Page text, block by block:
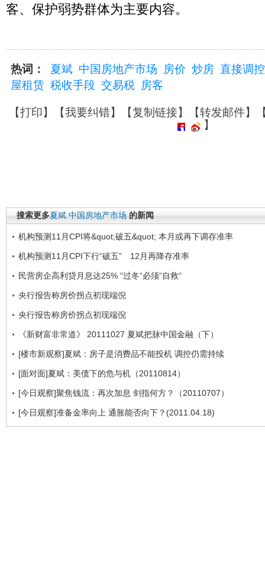
客、保护弱势群体为主要内容。
热词： 夏斌 中国房地产市场 房价 炒房 直接调控
屋租赁 税收手段 交易税 房客
【打印】【我要纠错】【复制链接】【转发邮件】
】
搜索更多夏斌 中国房地产市场 的新闻
机构预测11月CPI将&quot;破五&quot; 本月或再下调存准率
机构预测11月CPI下行“破五” 12月再降存准率
民营房企高利贷月息达25% “过冬“必须“自救“
央行报告称房价拐点初现端倪
央行报告称房价拐点初现端倪
《新财富非常道》 20111027 夏斌把脉中国金融（下）
[楼市新观察]夏斌：房子是消费品不能投机 调控仍需持续
[面对面]夏斌：美债下的危与机（20110814）
[今日观察]聚焦钱流：再次加息 剑指何方？（20110707）
[今日观察]准备金率向上 通胀能否向下？(2011.04.18)